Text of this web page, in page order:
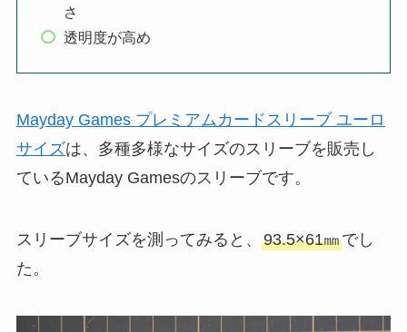
さ
透明度が高め
Mayday Games プレミアムカードスリーブ ユーロ
サイズは、多種多様なサイズのスリーブを販売し
ているMayday Gamesのスリーブです。
スリーブサイズを測ってみると、 93.5×61㎜でし
た。